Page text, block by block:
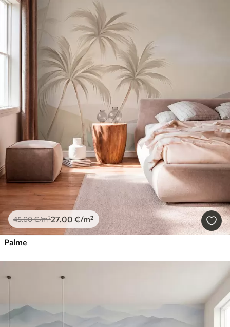
45.00€/m²27.00 €/m²
Palme